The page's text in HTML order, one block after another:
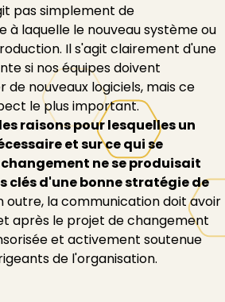
pas simplement de
à laquelle le nouveau système ou
Il s'agit clairement d'une
si nos équipes doivent
nouveaux logiciels, mais ce
le plus important.
raisons pour lesquelles un
et sur ce qui se
ne se produisait
clés d'une bonne stratégie de
outre, la communication doit avoir
après le projet de changement
et activement soutenue
de l'organisation.